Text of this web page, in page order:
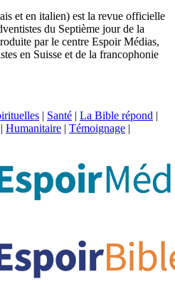
et en italien) est la revue officielle
du Septième jour de la
par le centre Espoir Médias,
en Suisse et de la francophonie
| Santé | La Bible répond |
| Humanitaire | Témoignage |